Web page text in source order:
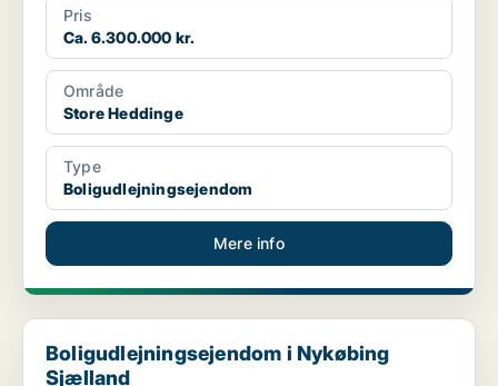
Pris
Ca. 6.300.000 kr.
Område
Store Heddinge
Type
Boligudlejningsejendom
Mere info
Boligudlejningsejendom i Nykøbing Sjælland
Boligudlejningsejendom i Nykøbing
Sjælland